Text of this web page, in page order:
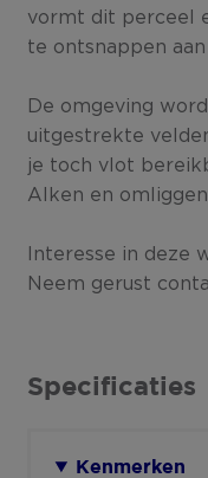
vormt dit perceel
te ontsnappen
De omgeving
uitgestrekte
je toch vlot
Alken en
Interesse in deze
Neem gerust
Specificaties
Kenmerken